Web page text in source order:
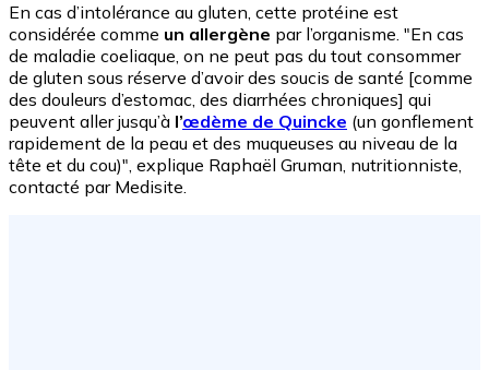
En cas d’intolérance au gluten, cette protéine est
considérée comme un allergène par l’organisme. "En cas
de maladie coeliaque, on ne peut pas du tout consommer
de gluten sous réserve d’avoir des soucis de santé [comme
des douleurs d’estomac, des diarrhées chroniques] qui
peuvent aller jusqu’à l’œdème de Quincke (un gonflement
rapidement de la peau et des muqueuses au niveau de la
tête et du cou)", explique Raphaël Gruman, nutritionniste,
contacté par Medisite.